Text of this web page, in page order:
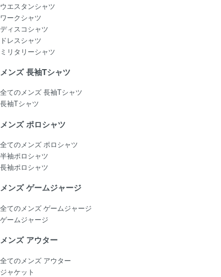
ウエスタンシャツ
ワークシャツ
ディスコシャツ
ドレスシャツ
ミリタリーシャツ
メンズ 長袖Tシャツ
全てのメンズ 長袖Tシャツ
長袖Tシャツ
メンズ ポロシャツ
全てのメンズ ポロシャツ
半袖ポロシャツ
長袖ポロシャツ
メンズ ゲームジャージ
全てのメンズ ゲームジャージ
ゲームジャージ
メンズ アウター
全てのメンズ アウター
ジャケット